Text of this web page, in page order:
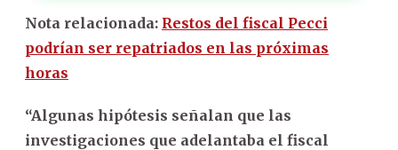
Nota relacionada: Restos del fiscal Pecci
podrían ser repatriados en las próximas
horas
“Algunas hipótesis señalan que las
investigaciones que adelantaba el fiscal